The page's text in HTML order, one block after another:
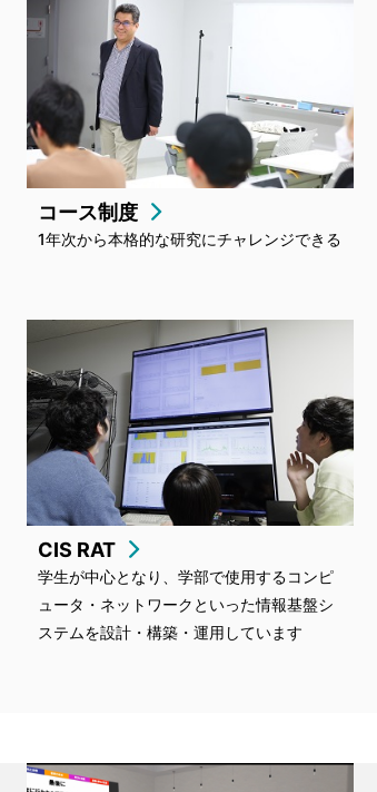
コース制度
1年次から本格的な研究にチャレンジできる
CIS RAT
学生が中心となり、学部で使用するコンピ
ュータ・ネットワークといった情報基盤シ
ステムを設計・構築・運用しています